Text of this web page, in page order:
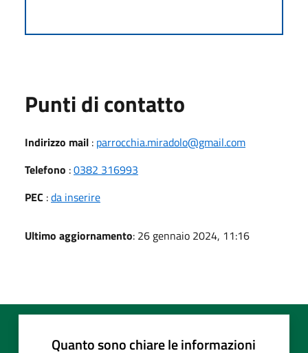
Punti di contatto
Indirizzo mail : parrocchia.miradolo@gmail.com
Telefono :0382 316993
PEC :da inserire
Ultimo aggiornamento: 26 gennaio 2024, 11:16
Quanto sono chiare le informazioni